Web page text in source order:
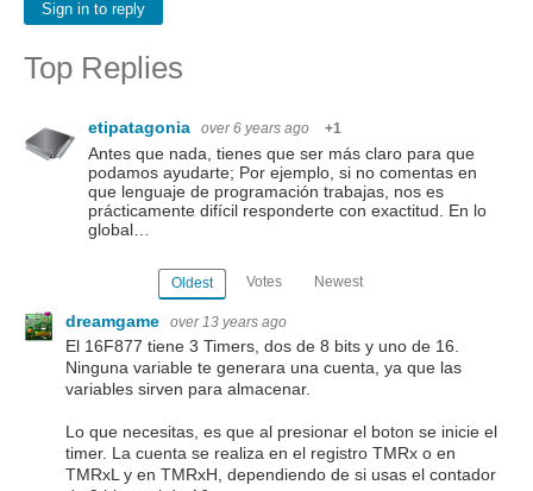
Sign in to reply
Top Replies
etipatagonia over 6 years ago +1
Antes que nada, tienes que ser más claro para que
podamos ayudarte; Por ejemplo, si no comentas en
que lenguaje de programación trabajas, nos es
prácticamente difícil responderte con exactitud. En lo
global…
Oldest Votes Newest
dreamgame over 13 years ago
El 16F877 tiene 3 Timers, dos de 8 bits y uno de 16.
Ninguna variable te generara una cuenta, ya que las
variables sirven para almacenar.
Lo que necesitas, es que al presionar el boton se inicie el
timer. La cuenta se realiza en el registro TMRx o en
TMRxL y en TMRxH, dependiendo de si usas el contador